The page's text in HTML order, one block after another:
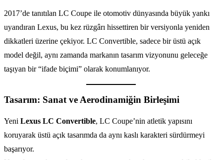
2017’de tanıtılan LC Coupe ile otomotiv dünyasında büyük yankı
uyandıran Lexus, bu kez rüzgârı hissettiren bir versiyonla yeniden
dikkatleri üzerine çekiyor. LC Convertible, sadece bir üstü açık
model değil, aynı zamanda markanın tasarım vizyonunu geleceğe
taşıyan bir “ifade biçimi” olarak konumlanıyor.
Tasarım: Sanat ve Aerodinamiğin Birleşimi
Yeni Lexus LC Convertible, LC Coupe’nin atletik yapısını
koruyarak üstü açık tasarımda da aynı kaslı karakteri sürdürmeyi
başarıyor.